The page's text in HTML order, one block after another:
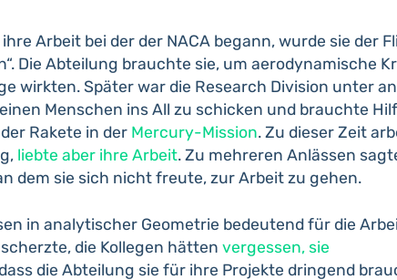
Arbeit bei der der NACA begann, wurde sie der
Die Abteilung brauchte sie, um aerodynamische
wirkten. Später war die Research Division unter
Menschen ins All zu schicken und brauchte
Rakete in der Mercury-Mission. Zu dieser Zeit
liebte aber ihre Arbeit. Zu mehreren Anlässen
dem sie sich nicht freute, zur Arbeit zu gehen.
in analytischer Geometrie bedeutend für die
die Kollegen hätten vergessen, sie
die Abteilung sie für ihre Projekte dringend